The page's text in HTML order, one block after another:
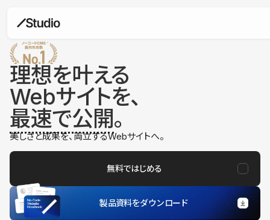
理想を叶える
Webサイトを、
最速で公開。
美しさと成果を、両立するWebサイトへ。
無料ではじめる
製品資料をダウンロード